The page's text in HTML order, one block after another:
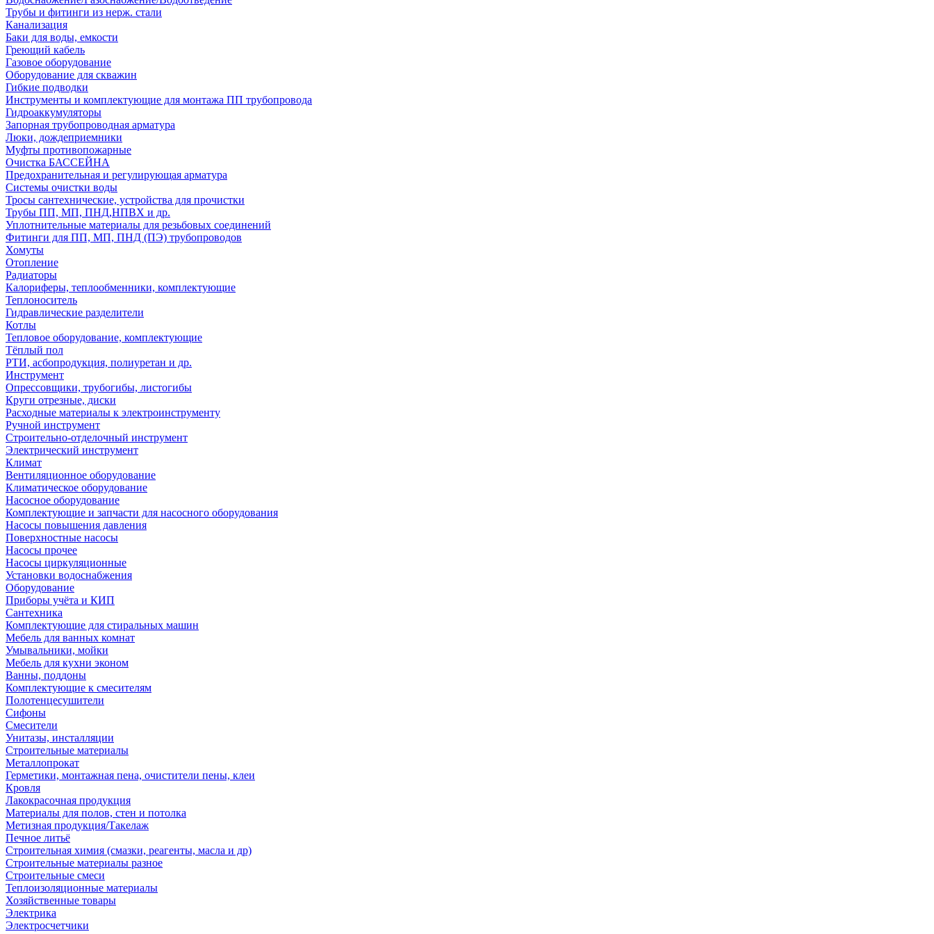
Трубы и фитинги из нерж. стали
Канализация
Баки для воды, емкости
Греющий кабель
Газовое оборудование
Оборудование для скважин
Гибкие подводки
Инструменты и комплектующие для монтажа ПП трубопровода
Гидроаккумуляторы
Запорная трубопроводная арматура
Люки, дождеприемники
Муфты противопожарные
Очистка БАССЕЙНА
Предохранительная и регулирующая арматура
Системы очистки воды
Тросы сантехнические, устройства для прочистки
Трубы ПП, МП, ПНД,НПВХ и др.
Уплотнительные материалы для резьбовых соединений
Фитинги для ПП, МП, ПНД (ПЭ) трубопроводов
Хомуты
Отопление
Радиаторы
Калориферы, теплообменники, комплектующие
Теплоноситель
Гидравлические разделители
Котлы
Тепловое оборудование, комплектующие
Тёплый пол
РТИ, асбопродукция, полиуретан и др.
Инструмент
Опрессовщики, трубогибы, листогибы
Круги отрезные, диски
Расходные материалы к электроинструменту
Ручной инструмент
Строительно-отделочный инструмент
Электрический инструмент
Климат
Вентиляционное оборудование
Климатическое оборудование
Насосное оборудование
Комплектующие и запчасти для насосного оборудования
Насосы повышения давления
Поверхностные насосы
Насосы прочее
Насосы циркуляционные
Установки водоснабжения
Оборудование
Приборы учёта и КИП
Сантехника
Комплектующие для стиральных машин
Мебель для ванных комнат
Умывальники, мойки
Мебель для кухни эконом
Ванны, поддоны
Комплектующие к смесителям
Полотенцесушители
Сифоны
Смесители
Унитазы, инсталляции
Строительные материалы
Металлопрокат
Герметики, монтажная пена, очистители пены, клеи
Кровля
Лакокрасочная продукция
Материалы для полов, стен и потолка
Метизная продукция/Такелаж
Печное литьё
Строительная химия (смазки, реагенты, масла и др)
Строительные материалы разное
Строительные смеси
Теплоизоляционные материалы
Хозяйственные товары
Электрика
Электросчетчики